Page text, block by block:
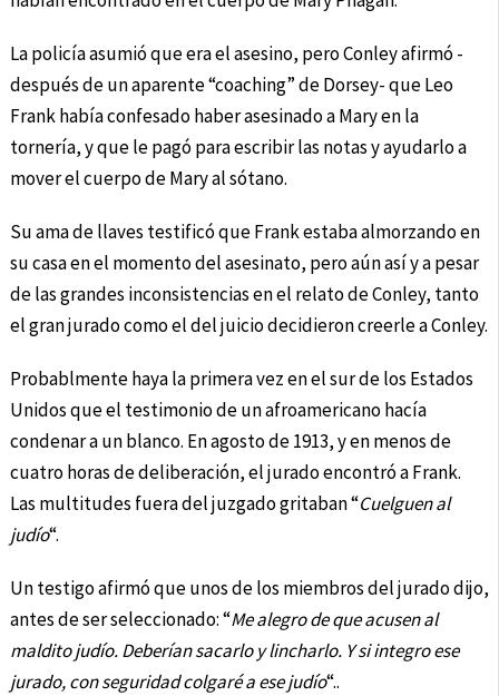
La policía asumió que era el asesino, pero Conley afirmó -
después de un aparente “coaching” de Dorsey- que Leo
Frank había confesado haber asesinado a Mary en la
tornería, y que le pagó para escribir las notas y ayudarlo a
mover el cuerpo de Mary al sótano.
Su ama de llaves testificó que Frank estaba almorzando en
su casa en el momento del asesinato, pero aún así y a pesar
de las grandes inconsistencias en el relato de Conley, tanto
el gran jurado como el del juicio decidieron creerle a Conley.
Probablmente haya la primera vez en el sur de los Estados
Unidos que el testimonio de un afroamericano hacía
condenar a un blanco. En agosto de 1913, y en menos de
cuatro horas de deliberación, el jurado encontró a Frank.
Las multitudes fuera del juzgado gritaban “Cuelguen al
judío“.
Un testigo afirmó que unos de los miembros del jurado dijo,
antes de ser seleccionado: “Me alegro de que acusen al
maldito judío. Deberían sacarlo y lincharlo. Y si integro ese
jurado, con seguridad colgaré a ese judío“..